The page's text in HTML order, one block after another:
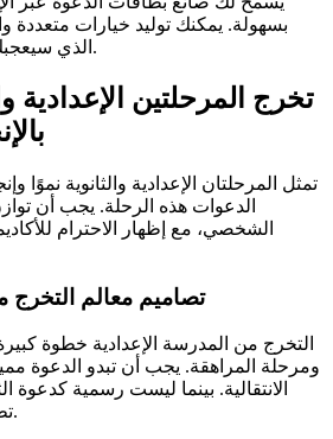
بسهولة. يمكنك توليد خيارات متعددة
الذي سيعجبك ويعجب خريجك الصغير.
تخرج المرحلتين الإعدادية
تمثل المرحلتان الإعدادية والثانوية نموًا
الدعوات هذه الرحلة. يجب أن
الشخصي، مع إظهار الاحترام
تصاميم معالم التخرج
التخرج من المدرسة الإعدادية خطوة
ومرحلة المراهقة. يجب أن تبدو الدعوة
الانتقالية. بينما ليست رسمية كدعوة
تطورًا من تصاميم الابتدائية.